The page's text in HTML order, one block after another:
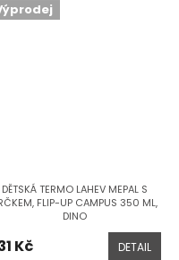
DĚTSKÁ TERMO LAHEV MEPAL S
FLIP-UP CAMPUS 350 ML,
DINO
Kč DETAIL